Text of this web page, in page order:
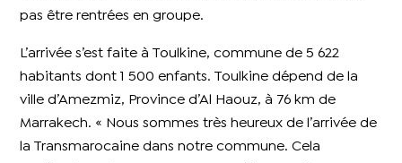
pas être rentrées en groupe.
L’arrivée s’est faite à Toulkine, commune de 5 622
habitants dont 1 500 enfants. Toulkine dépend de la
ville d’Amezmiz, Province d’Al Haouz, à 76 km de
Marrakech. « Nous sommes très heureux de l’arrivée de
la Transmarocaine dans notre commune. Cela